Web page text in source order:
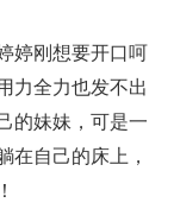
婷刚想要开口呵
力全力也发不出
的妹妹，可是一
在自己的床上，